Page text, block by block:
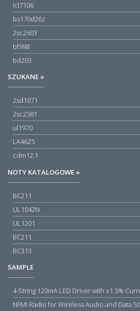
icl7106
bs170d26z
2sc2603
bf998
bd203
SZUKANE »
2sd1071
2sc2581
ul1970
LA4625
cdm12.1
NOTY KATALOGOWE »
BC211
UL1042N
UL1201
BC211
BC313
SAMPLE
4-String 120mA LED Driver with ±1.5%
NFMI Radio for Wireless Audio and Data